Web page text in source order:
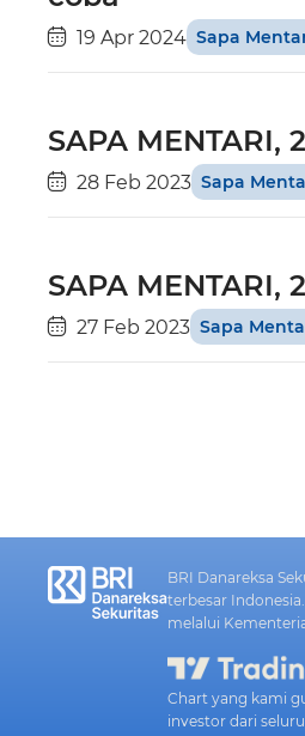
19 Apr 2024 Sapa
SAPA
28 Feb 2023 Sapa
SAPA
27 Feb 2023 Sapa
BRI Danareksa
terbesar
melalui
Chart yang kami
investor dari